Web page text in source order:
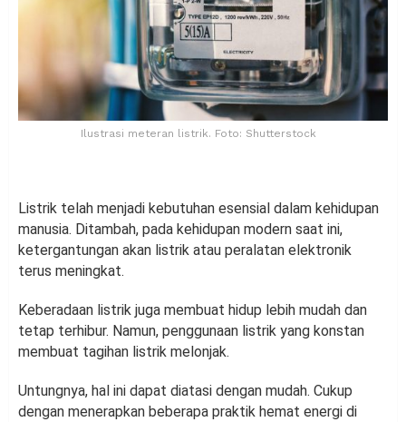
Ilustrasi meteran listrik. Foto: Shutterstock
Listrik telah menjadi kebutuhan esensial dalam kehidupan
manusia. Ditambah, pada kehidupan modern saat ini,
ketergantungan akan listrik atau peralatan elektronik
terus meningkat.
Keberadaan listrik juga membuat hidup lebih mudah dan
tetap terhibur. Namun, penggunaan listrik yang konstan
membuat tagihan listrik melonjak.
Untungnya, hal ini dapat diatasi dengan mudah. Cukup
dengan menerapkan beberapa praktik hemat energi di